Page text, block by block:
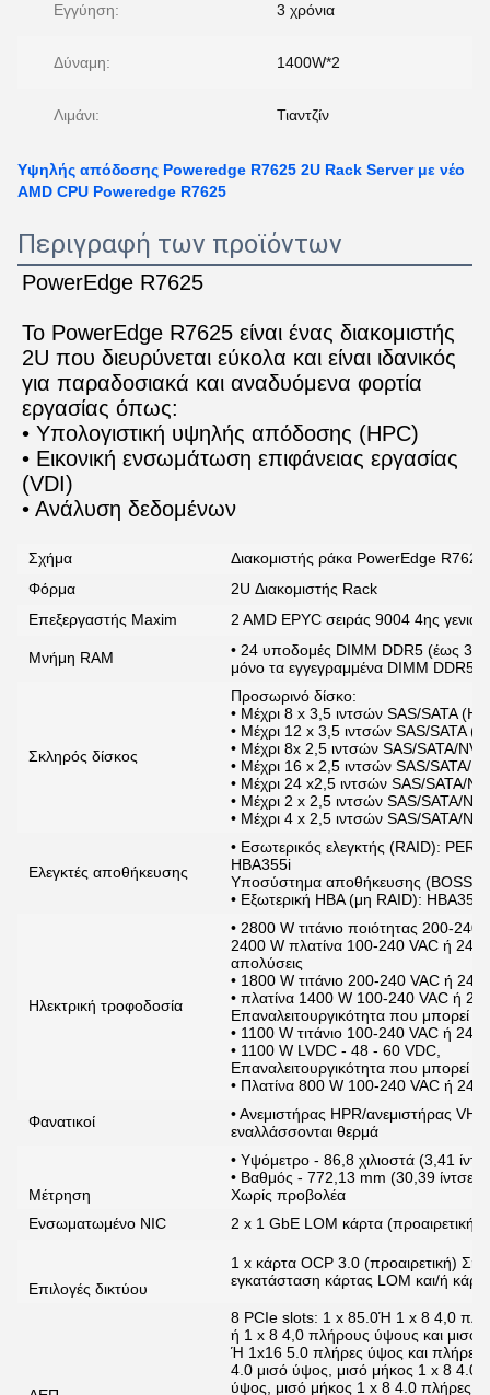
Εγγύηση: 3 χρόνια
Δύναμη: 1400W*2
Λιμάνι: Τιαντζίν
Υψηλής απόδοσης Poweredge R7625 2U Rack Server με νέο
AMD CPU Poweredge R7625
Περιγραφή των προϊόντων
PowerEdge R7625
Το PowerEdge R7625 είναι ένας διακομιστής
2U που διευρύνεται εύκολα και είναι ιδανικός
για παραδοσιακά και αναδυόμενα φορτία
εργασίας όπως:
• Υπολογιστική υψηλής απόδοσης (HPC)
• Εικονική ενσωμάτωση επιφάνειας εργασίας
(VDI)
• Ανάλυση δεδομένων
Σχήμα
Διακομιστής ράκα PowerEdge R7625
Φόρμα
2U Διακομιστής Rack
Επεξεργαστής Maxim
2 AMD EPYC σειράς 9004 4ης
Μνήμη RAM
• 24 υποδομές DIMM DDR5 (έως 3
μόνο τα εγγεγραμμένα DIMM DDR5
Σκληρός δίσκος
Προσωρινό δίσκο:
• Μέχρι 8 x 3,5 ιντσών SAS/SATA
• Μέχρι 12 x 3,5 ιντσών SAS/SATA
• Μέχρι 8x 2,5 ιντσών SAS/SATA/
• Μέχρι 16 x 2,5 ιντσών SAS/SATA/
• Μέχρι 24 x2,5 ιντσών SAS/SATA/
• Μέχρι 2 x 2,5 ιντσών SAS/SATA/
• Μέχρι 4 x 2,5 ιντσών SAS/SATA/
Ελεγκτές αποθήκευσης
• Εσωτερικός ελεγκτής (RAID):
HBA355i
Υποσύστημα αποθήκευσης (BOSS-
• Εξωτερική HBA (μη RAID):
Ηλεκτρική τροφοδοσία
• 2800 W τιτάνιο ποιότητας 200-
2400 W πλατίνα 100-240 VAC ή 240
απολύσεις
• 1800 W τιτάνιο 200-240 VAC ή
• πλατίνα 1400 W 100-240 VAC ή
Επαναλειτουργικότητα που μπορεί
• 1100 W τιτάνιο 100-240 VAC ή
• 1100 W LVDC - 48 - 60 VDC,
Επαναλειτουργικότητα που μπορεί
• Πλατίνα 800 W 100-240 VAC ή
Φανατικοί
• Ανεμιστήρας HPR/ανεμιστήρας
εναλλάσσονται θερμά
Μέτρηση
• Υψόμετρο - 86,8 χιλιοστά (3,41
• Βαθμός - 772,13 mm (30,39
Χωρίς προβολέα
Ενσωματωμένο NIC
2 x 1 GbE LOM κάρτα (προαιρετική)
Επιλογές δικτύου
1 x κάρτα OCP 3.0 (προαιρετική)
εγκατάσταση κάρτας LOM και/ή
8 PCIe slots: 1 x 85.0Ή 1 x 8 4,0
ή 1 x 8 4,0 πλήρους ύψους και μισού
Ή 1x16 5.0 πλήρες ύψος και πλήρες
4.0 μισό ύψος, μισό μήκος 1 x 8 4.0
ύψος, μισό μήκος 1 x 8 4.0 πλήρες